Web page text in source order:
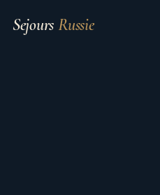
Sejours Russie